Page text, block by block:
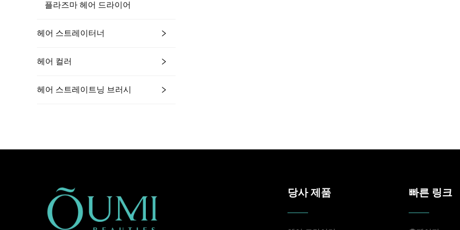
플라즈마 헤어 드라이어
헤어 스트레이터너
헤어 컬러
헤어 스트레이트닝 브러시
당사 제품 빠른 링크